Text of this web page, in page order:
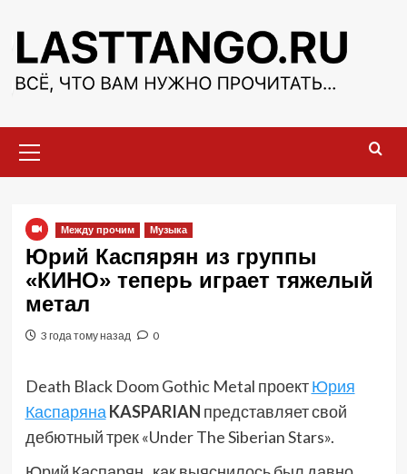
содержимому
меню
Между прочим Музыка
Юрий Каспярян из группы
«КИНО» теперь играет тяжелый
метал
3 года тому назад 0
Death Black Doom Gothic Metal проектЮрия
Каспаряна KASPARIAN представляет свой
дебютный трек «Under The Siberian Stars».